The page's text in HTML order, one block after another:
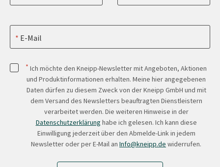
E-Mail
* Ich möchte den Kneipp-Newsletter mit Angeboten, Aktionen
und Produktinformationen erhalten. Meine hier angegebenen
Daten dürfen zu diesem Zweck von der Kneipp GmbH und mit
dem Versand des Newsletters beauftragten Dienstleistern
verarbeitet werden. Die weiteren Hinweise in der
Datenschutzerklärung habe ich gelesen. Ich kann diese
Einwilligung jederzeit über den Abmelde-Link in jedem
Newsletter oder per E-Mail an Info@kneipp.de widerrufen.